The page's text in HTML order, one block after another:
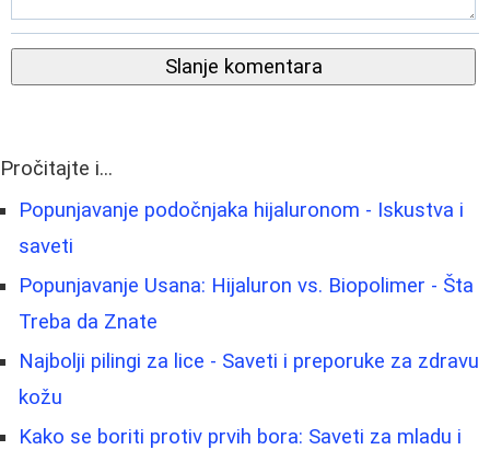
Slanje komentara
Pročitajte i...
Popunjavanje podočnjaka hijaluronom - Iskustva i
saveti
Popunjavanje Usana: Hijaluron vs. Biopolimer - Šta
Treba da Znate
Najbolji pilingi za lice - Saveti i preporuke za zdravu
kožu
Kako se boriti protiv prvih bora: Saveti za mladu i